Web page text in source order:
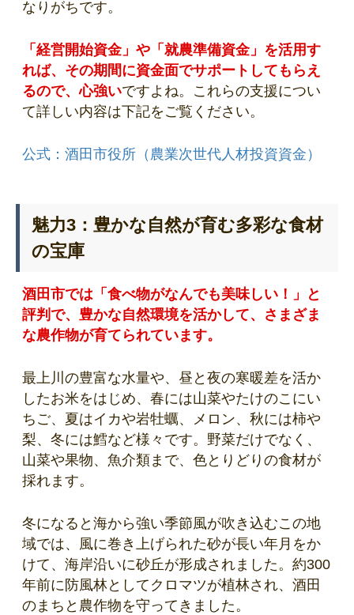
なりがちです。
「経営開始資金」や「就農準備資金」を活用す
れば、その期間に資金面でサポートしてもらえ
るので、心強いですよね。これらの支援につい
て詳しい内容は下記をご覧ください。
公式：酒田市役所（農業次世代人材投資資金）
魅力3：豊かな自然が育む多彩な食材
の宝庫
酒田市では「食べ物がなんでも美味しい！」と
評判で、豊かな自然環境を活かして、さまざま
な農作物が育てられています。
最上川の豊富な水量や、昼と夜の寒暖差を活か
したお米をはじめ、春には山菜やたけのこにい
ちご、夏はイカや岩牡蠣、メロン、秋には柿や
梨、冬には鱈など様々です。野菜だけでなく、
山菜や果物、魚介類まで、色とりどりの食材が
採れます。
冬になると海から強い季節風が吹き込むこの地
域では、風に巻き上げられた砂が長い年月をか
けて、海岸沿いに砂丘が形成されました。約300
年前に防風林としてクロマツが植林され、酒田
のまちと農作物を守ってきました。